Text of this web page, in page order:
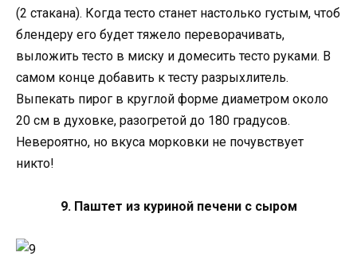
(2 стакана). Когда тесто станет настолько густым, чтоб
блендеру его будет тяжело переворачивать,
выложить тесто в миску и домесить тесто руками. В
самом конце добавить к тесту разрыхлитель.
Выпекать пирог в круглой форме диаметром около
20 см в духовке, разогретой до 180 градусов.
Невероятно, но вкуса морковки не почувствует
никто!
9. Паштет из куриной печени с сыром